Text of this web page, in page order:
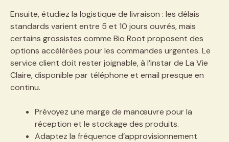
Ensuite, étudiez la logistique de livraison : les délais
standards varient entre 5 et 10 jours ouvrés, mais
certains grossistes comme Bio Root proposent des
options accélérées pour les commandes urgentes. Le
service client doit rester joignable, à l’instar de La Vie
Claire, disponible par téléphone et email presque en
continu.
Prévoyez une marge de manœuvre pour la
réception et le stockage des produits.
Adaptez la fréquence d’approvisionnement